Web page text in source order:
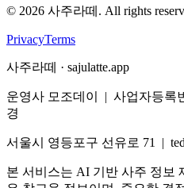
© 2026 사주라떼. All rights
PrivacyTerms
사주라떼 · sajulatte.app
운영사 모조데이 | 사업자등록
경
서울시 영등포구 선유로 71 |
본 서비스는 AI 기반 사주 정보